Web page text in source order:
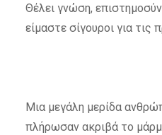
Θέλει γνώση,
είμαστε σίγουροι για τις
Μια μεγάλη μερίδα
πλήρωσαν ακριβά το